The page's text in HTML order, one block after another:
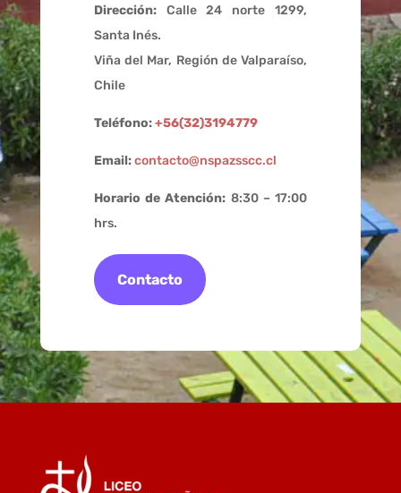
Dirección:Calle 24 norte 1299,
Santa Inés.
Viña del Mar, Región de Valparaíso,
Chile
Teléfono:+56(32)3194779
Email:contacto@nspazsscc.cl
Horario de Atención: 8:30 – 17:00
hrs.
Contacto